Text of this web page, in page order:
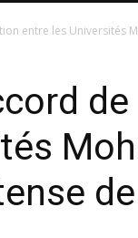
entre les Universités